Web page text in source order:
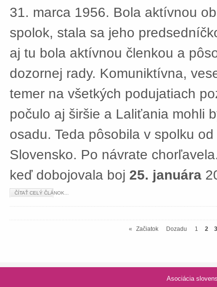
31. marca 1956. Bola aktívnou
spolok, stala sa jeho
aj tu bola aktívnou členkou a
dozornej rady. Komuniktívna,
temer na všetkých podujatiach
počulo aj širšie a Laliťania mohli
osadu. Teda pôsobila v spolku
Slovensko. Po návrate
keď dobojovala boj 25. januára
ČÍTAŤ CELÝ ČLÁNOK...
« Začiatok Dozadu 1 2 3
Asociácia slovenských